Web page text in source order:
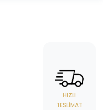
HIZLI
TESLIMAT